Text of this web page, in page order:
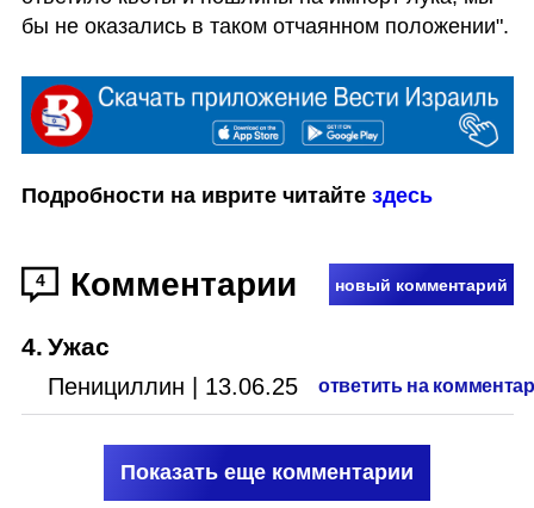
бы не оказались в таком отчаянном положении".
Подробности на иврите читайте здесь
4 Комментарии новый комментарий
4. Ужас
Пенициллин 13.06.25 ответить на
Показать еще комментарии